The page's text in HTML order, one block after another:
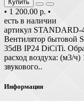
Купить
• 1 200.00 р. •
есть в наличии
артикул STANDARD-
Вентилятор бытовой
35dB IP24 DiCiTi.
расход воздуха: (м3/
звукового..
Информация